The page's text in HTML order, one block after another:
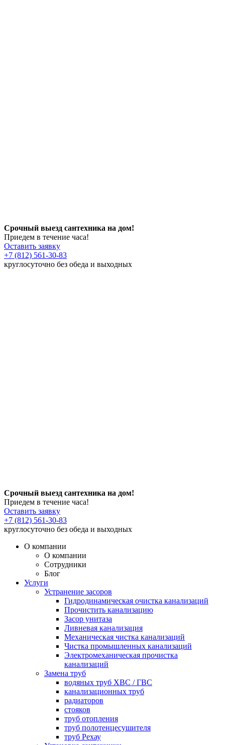
Срочный выезд сантехника на дом!
Приедем в течение часа!
Оставить заявку
+7 (812) 561-30-83
круглосуточно без обеда и выходных
Срочный выезд сантехника на дом!
Приедем в течение часа!
Оставить заявку
+7 (812) 561-30-83
круглосуточно без обеда и выходных
О компании
О компании
Сотрудники
Блог
Услуги
Устранение засоров
Гидродинамическая очистка канализаций
Прочистить канализацию
Засор унитаза
Ливневая канализация
Механическая чистка канализаций
Чистка промышленных канализаций
Электромеханическая прочистка
канализаций
Замена труб
водяных труб ХВС / ГВС
канализационных труб
радиаторов
стояков
труб отопления
труб полотенцесушителя
труб Рехау